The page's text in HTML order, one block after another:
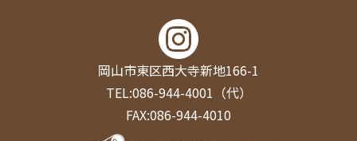
岡山市東区西大寺新地166-1
TEL:086-944-4001（代）
FAX:086-944-4010